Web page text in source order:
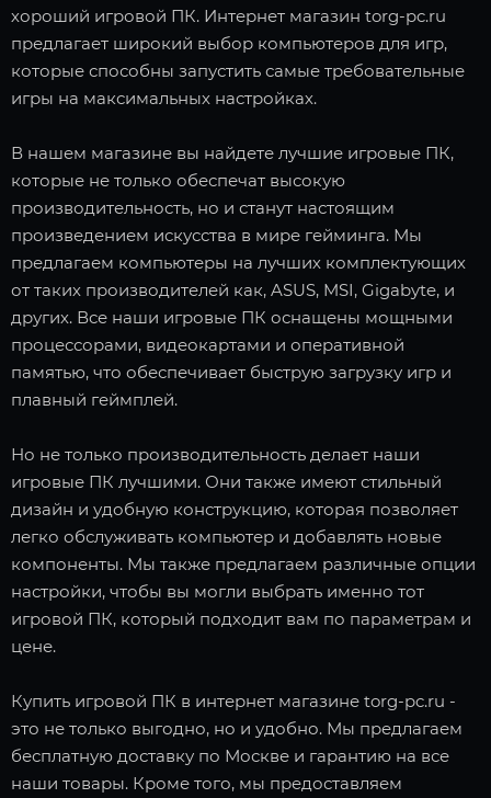
хороший игровой ПК. Интернет магазин torg-pc.ru
предлагает широкий выбор компьютеров для игр,
которые способны запустить самые требовательные
игры на максимальных настройках.
В нашем магазине вы найдете лучшие игровые ПК,
которые не только обеспечат высокую
производительность, но и станут настоящим
произведением искусства в мире гейминга. Мы
предлагаем компьютеры на лучших комплектующих
от таких производителей как, ASUS, MSI, Gigabyte, и
других. Все наши игровые ПК оснащены мощными
процессорами, видеокартами и оперативной
памятью, что обеспечивает быструю загрузку игр и
плавный геймплей.
Но не только производительность делает наши
игровые ПК лучшими. Они также имеют стильный
дизайн и удобную конструкцию, которая позволяет
легко обслуживать компьютер и добавлять новые
компоненты. Мы также предлагаем различные опции
настройки, чтобы вы могли выбрать именно тот
игровой ПК, который подходит вам по параметрам и
цене.
Купить игровой ПК в интернет магазине torg-pc.ru -
это не только выгодно, но и удобно. Мы предлагаем
бесплатную доставку по Москве и гарантию на все
наши товары. Кроме того, мы предоставляем